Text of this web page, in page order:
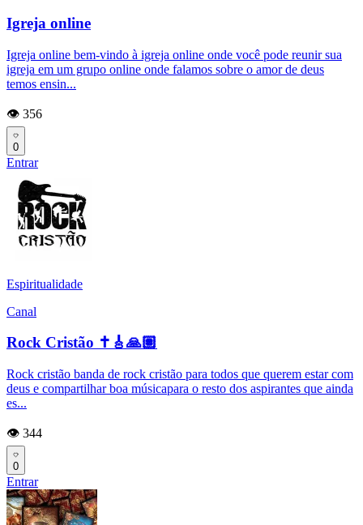
Igreja online
Igreja online bem-vindo à igreja online onde você pode reunir sua
igreja em um grupo online onde falamos sobre o amor de deus
temos ensin...
👁️ 356
0
Entrar
Espiritualidade
Canal
Rock Cristão ✝️🎸🙏🏽
Rock cristão banda de rock cristão para todos que querem estar com
deus e compartilhar boa músicapara o resto dos aspirantes que ainda
es...
👁️ 344
0
Entrar